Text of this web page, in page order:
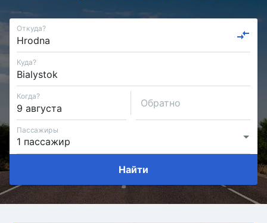
Откуда?
Куда?
Когда?
Обратно
Пассажиры
Найти